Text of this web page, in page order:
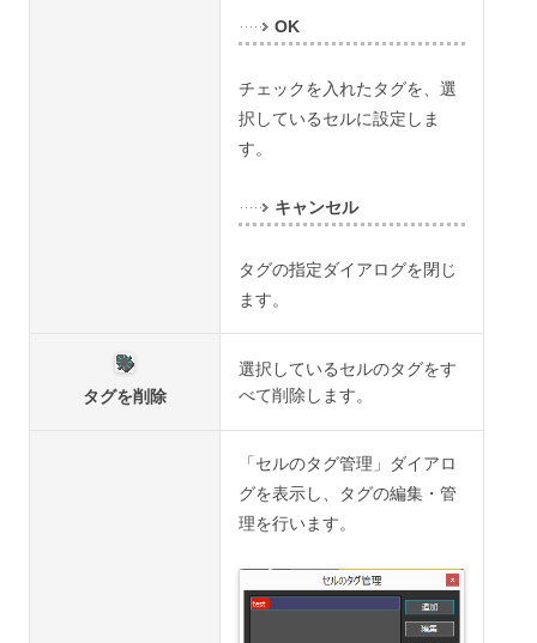
OK
チェックを入れたタグを、選
択しているセルに設定しま
す。
キャンセル
タグの指定ダイアログを閉じ
ます。
タグを削除
選択しているセルのタグをす
べて削除します。
「セルのタグ管理」ダイアロ
グを表示し、タグの編集・管
理を行います。